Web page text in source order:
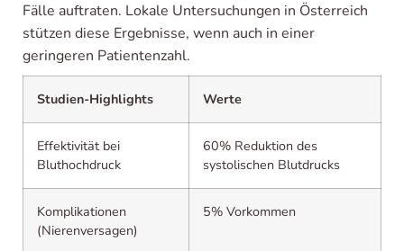
Fälle auftraten. Lokale Untersuchungen in Österreich
stützen diese Ergebnisse, wenn auch in einer
geringeren Patientenzahl.
Studien-Highlights Werte
Effektivität bei
Bluthochdruck
60% Reduktion des
systolischen Blutdrucks
Komplikationen
(Nierenversagen)
5% Vorkommen